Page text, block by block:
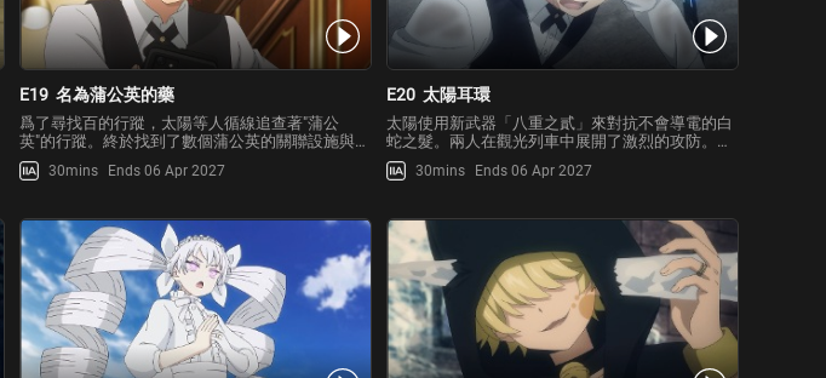
E19 名為蒲公英的藥
爲了尋找百的行蹤，太陽等人循線追查著"蒲公
英"的行蹤。終於找到了數個蒲公英的關聯設施與疑
似運載葉櫻的走私路線。太陽潛入了其中一輛觀光
火車，以服務員的身分忙碌的工作著，同時留意著
公英的線索都找不到…
30mins Ends 06 Apr 2027
E20 太陽耳環
太陽使用新武器「八重之貳」來對抗不會導電的白
蛇之髮。兩人在觀光列車中展開了激烈的攻防。就
在這期間，為了不被外面觀察戰鬥的皮下察覺，白
蛇將自己的頭髮當作文字，向太陽傳遞信息。她傳
母生前所隱藏的、被掩
30mins Ends 06 Apr 2027